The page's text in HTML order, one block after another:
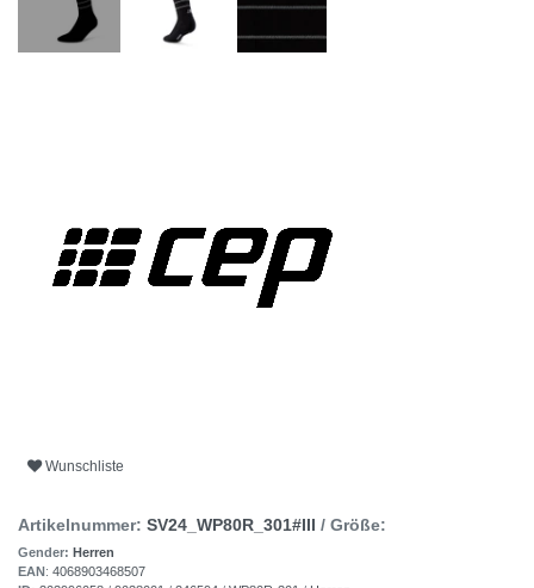
Wunschliste
Artikelnummer: SV24_WP80R_301#III / Größe:
Gender: Herren
EAN: 4068903468507